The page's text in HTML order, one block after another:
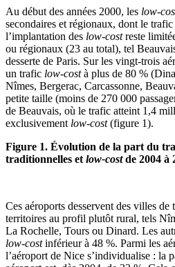
Au début des années 2000, les low-
secondaires et régionaux, dont le
l’implantation des low-costreste
ou régionaux (23 au total), tel
desserte de Paris. Sur les vingt-trois
un trafic low-costà plus de 80 %
Nîmes, Bergerac, Carcassonne,
petite taille (moins de 270 000
de Beauvais, où le trafic atteint 1,4
exclusivement low-cost(figure 1).
Figure 1. Évolution de la part du
traditionnelles et low-costde 2004 à
Ces aéroports desservent des villes de
territoires au profil plutôt rural, tels
La Rochelle, Tours ou Dinard. Les
low-costinférieur à 48 %. Parmi les
l’aéroport de Nice s’individualise : la